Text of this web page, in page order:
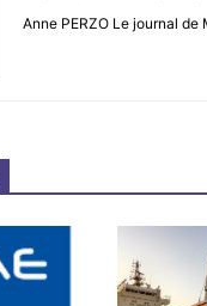
Anne PERZO Le journal